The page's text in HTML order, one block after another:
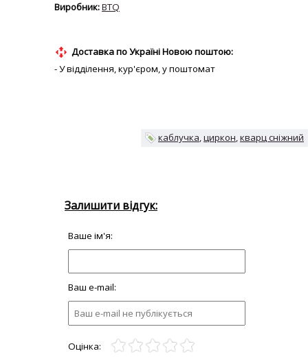
BTQ
Доставка по Україні Новою поштою:
- У відділення, кур'єром, у поштомат
каблучка циркон кварц сніжний